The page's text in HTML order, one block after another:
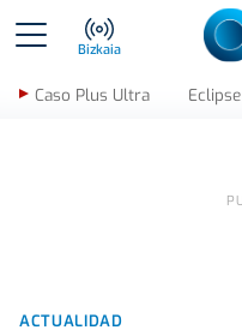
Bizkaia
Caso Plus Ultra Eclipse
ACTUALIDAD